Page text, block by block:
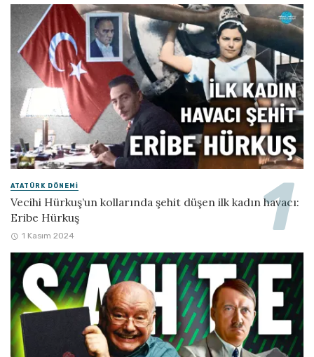
ATATÜRK DÖNEMI
Vecihi Hürkuş’un kollarında şehit düşen ilk kadın havacı:
Eribe Hürkuş
1 Kasım 2024